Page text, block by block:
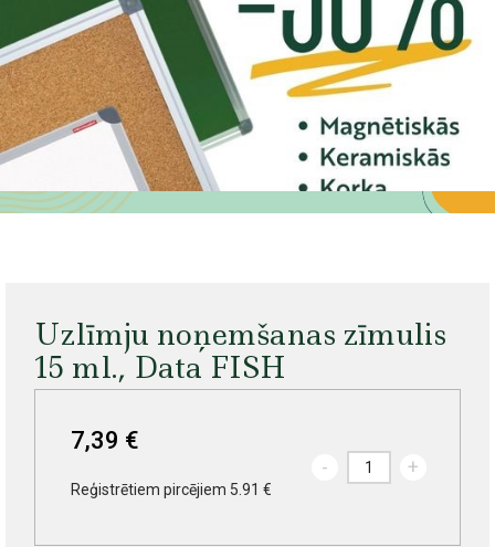
Uzlīmju noņemšanas zīmulis
15 ml., Data FISH
7,39 €
Reģistrētiem pircējiem 5.91 €
- +